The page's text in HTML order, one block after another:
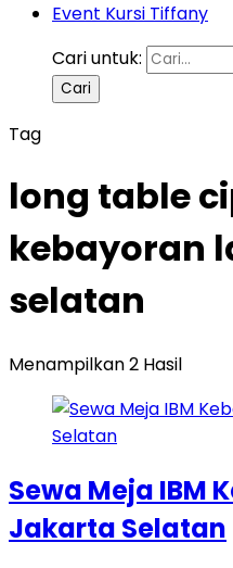
Event Kursi Tiffany
Cari untuk:
Tag
long table
kebayoran
selatan
Menampilkan 2 Hasil
Sewa Meja IBM
Jakarta Selatan